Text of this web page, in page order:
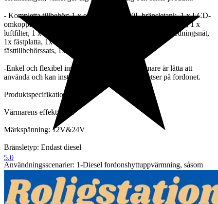
- Kompletta tillbehör: 1 x oljepump, 1 x 10L bränsletank, 1 x LCD-
omkopplare, 1 x fjärrkontroll, 1 x ljuddämpare, 1 x oljefilter, 1 x
luftfilter, 1 x insugsrör, 1 x avgasrör, 1 x utloppsrör, 1x ledningsnät,
1x fästplatta, 1x fixeringskabel, 1x bränsleslang, 1x
fästtillbehörssats, 1x manual.
-Enkel och flexibel installation: Våra dieselvärmare är lätta att
använda och kan installeras flexibelt på flera platser på fordonet.
Produktspecifikationer:
Värmarens effekt: 8kW
Märkspänning: 12V&24V
Bränsletyp: Endast diesel
Användningsscenarier: 1-Diesel fordonshyttuppvärmning, såsom
husbilar, bussar, skåpbilar, lastbilar och båtar. 2- Hem, lager, fabrik,
kontor och andra inomhusbruk.
Bränsletankens kapacitet: 10 liter
5.0